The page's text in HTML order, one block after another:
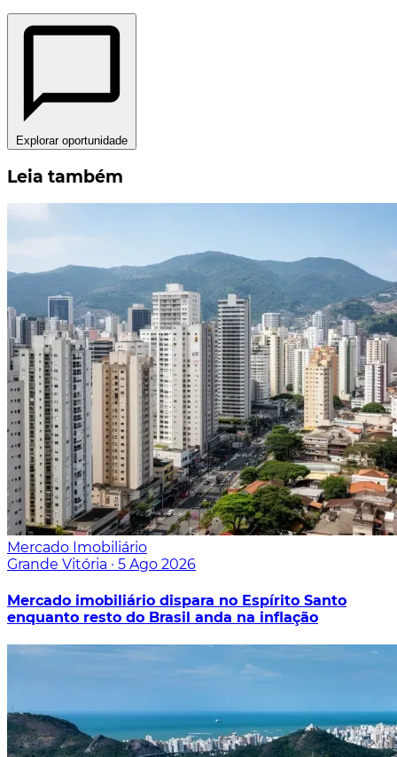
Explorar oportunidade
Leia também
Mercado Imobiliário
Grande Vitória · 5 Ago 2026
Mercado imobiliário dispara no Espírito Santo
enquanto resto do Brasil anda na inflação